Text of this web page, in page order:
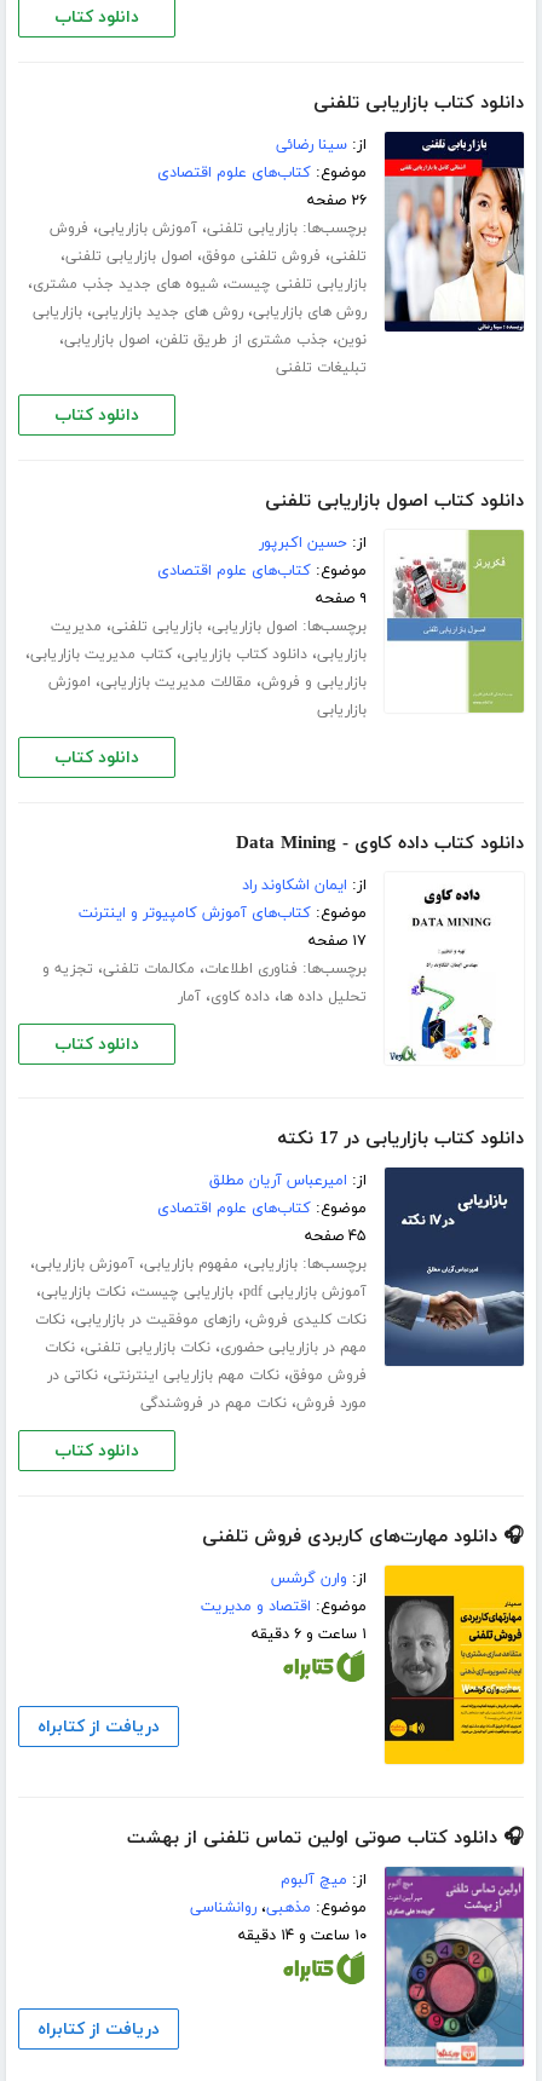
دانلود کتاب
دانلود کتاب بازاریابی تلفنی
از:سینا رضائی
موضوع:کتاب‌های علوم اقتصادی
۲۶ صفحه
برچسب‌ها:بازاریابی تلفنی،آموزش بازاریابی، فروش
تلفنی، فروش تلفنی موفق، اصول بازاریابی تلفنی،
بازاریابی تلفنی چیست،شیوه های جدید جذب مشتری،
روش های بازاریابی،روش های جدید بازاریابی،بازاریابی
نوین، جذب مشتری از طریق تلفن، اصول بازاریابی،
تبلیغات تلفنی
دانلود کتاب
دانلود کتاب اصول بازاریابی تلفنی
از:حسین اکبرپور
موضوع:کتاب‌های علوم اقتصادی
۹ صفحه
برچسب‌ها: اصول بازاریابی،بازاریابی تلفنی، مدیریت
بازاریابی،دانلود کتاب بازاریابی،کتاب مدیریت بازاریابی،
بازاریابی و فروش، مقالات مدیریت بازاریابی، اموزش
بازاریابی
دانلود کتاب
دانلود کتاب داده کاوی - Data Mining
از: ایمان اشکاوند راد
موضوع:کتاب‌های آموزش کامپیوتر و اینترنت
۱۷ صفحه
برچسب‌ها: فناوری اطلاعات، مکالمات تلفنی، تجزیه و
تحلیل داده ها،داده کاوی،آمار
دانلود کتاب
دانلود کتاب بازاریابی در 17 نکته
از: امیرعباس آریان مطلق
موضوع:کتاب‌های علوم اقتصادی
۴۵ صفحه
برچسب‌ها:بازاریابی، مفهوم بازاریابی،آموزش بازاریابی،
آموزش بازاریابی pdf ،بازاریابی چیست،نکات بازاریابی،
نکات کلیدی فروش،رازهای موفقیت در بازاریابی،نکات
مهم در بازاریابی حضوری،نکات بازاریابی تلفنی،نکات
فروش موفق،نکات مهم بازاریابی اینترنتی،نکاتی در
مورد فروش،نکات مهم در فروشندگی
دانلود کتاب
🎧 دانلود مهارت‌های کاربردی فروش تلفنی
از: وارن گرشس
موضوع: اقتصاد و مدیریت
۱ ساعت و ۶ دقیقه
دریافت از کتابراه
🎧 دانلود کتاب صوتی اولین تماس تلفنی از بهشت
از: میچ آلبوم
موضوع: مذهبی،روانشناسی
۱۰ ساعت و ۱۴ دقیقه
دریافت از کتابراه